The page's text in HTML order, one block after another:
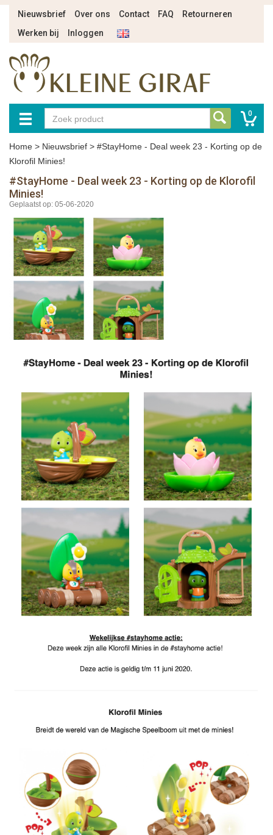
Nieuwsbrief Over ons Contact FAQ
Retourneren
Werken bij
Inloggen
0
Home > Nieuwsbrief > #StayHome - Deal week 23 - Korting op de
Klorofil Minies!
#StayHome - Deal week 23 - Korting op de Klorofil
Minies!
Geplaatst op: 05-06-2020